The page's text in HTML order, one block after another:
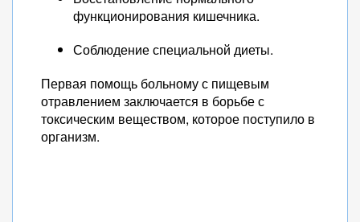
функционирования кишечника.
Соблюдение специальной диеты.
Первая помощь больному с пищевым
отравлением заключается в борьбе с
токсическим веществом, которое поступило в
организм.